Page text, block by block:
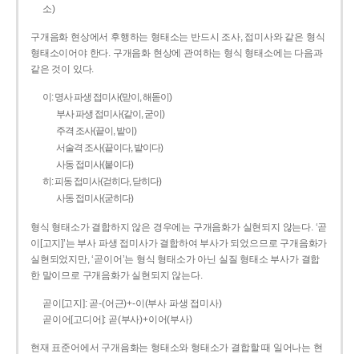
소)
구개음화 현상에서 후행하는 형태소는 반드시 조사, 접미사와 같은 형식
형태소이어야 한다. 구개음화 현상에 관여하는 형식 형태소에는 다음과
같은 것이 있다.
이: 명사 파생 접미사(맏이, 해돋이)
부사 파생 접미사(같이, 굳이)
주격 조사(끝이, 밭이)
서술격 조사(끝이다, 밭이다)
사동 접미사(붙이다)
히: 피동 접미사(걷히다, 닫히다)
사동 접미사(굳히다)
형식 형태소가 결합하지 않은 경우에는 구개음화가 실현되지 않는다. ‘곧
이[고지]’는 부사 파생 접미사가 결합하여 부사가 되었으므로 구개음화가
실현되었지만, ‘곧이어’는 형식 형태소가 아닌 실질 형태소 부사가 결합
한 말이므로 구개음화가 실현되지 않는다.
곧이[고지]: 곧-­(어근)+­-이(부사 파생 접미사)
곧이어[고디어]: 곧(부사)+이어(부사)
현재 표준어에서 구개음화는 형태소와 형태소가 결합할 때 일어나는 현